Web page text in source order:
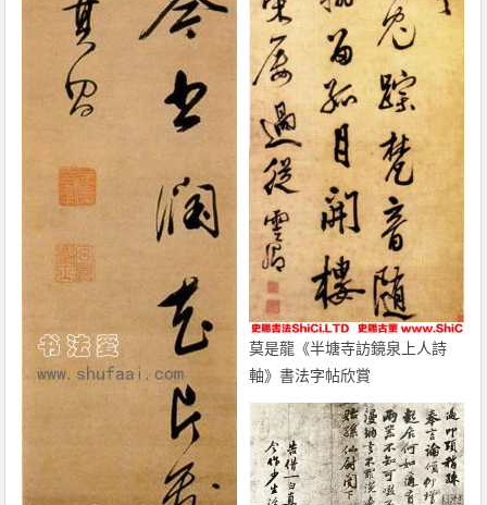
莫是龍《半塘寺訪鏡泉上人詩
軸》書法字帖欣賞